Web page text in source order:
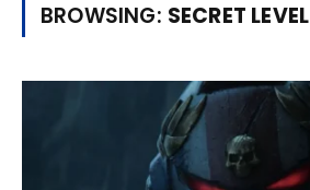
BROWSING: SECRET LEVEL